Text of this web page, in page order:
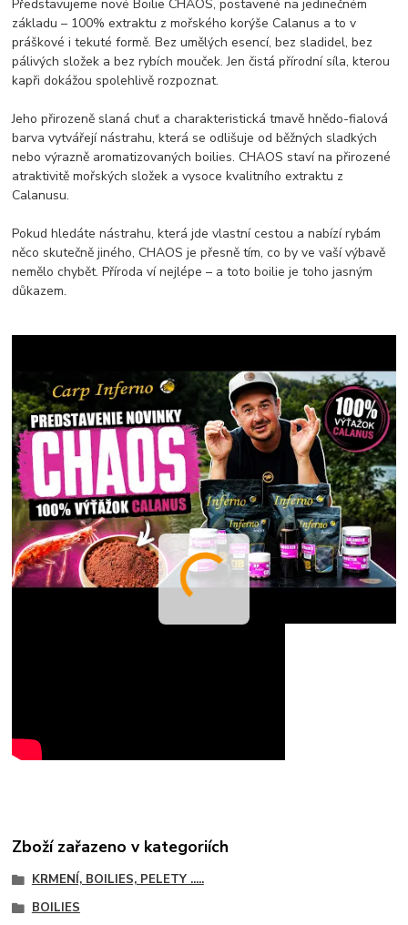
Představujeme nové Boilie CHAOS, postavené na jedinečném
základu – 100% extraktu z mořského korýše Calanus a to v
práškové i tekuté formě. Bez umělých esencí, bez sladidel, bez
pálivých složek a bez rybích mouček. Jen čistá přírodní síla, kterou
kapři dokážou spolehlivě rozpoznat.
Jeho přirozeně slaná chuť a charakteristická tmavě hnědo-fialová
barva vytvářejí nástrahu, která se odlišuje od běžných sladkých
nebo výrazně aromatizovaných boilies. CHAOS staví na přirozené
atraktivitě mořských složek a vysoce kvalitního extraktu z
Calanusu.
Pokud hledáte nástrahu, která jde vlastní cestou a nabízí rybám
něco skutečně jiného, CHAOS je přesně tím, co by ve vaší výbavě
nemělo chybět. Příroda ví nejlépe – a toto boilie je toho jasným
důkazem.
Zboží zařazeno v kategoriích
KRMENÍ, BOILIES, PELETY .....
BOILIES